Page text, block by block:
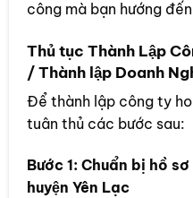
công mà bạn hướng
Thủ tục Thành Lập
/ Thành lập Doanh
Để thành lập công ty
tuân thủ các bước sau:
Bước 1: Chuẩn bị hồ
huyện Yên Lạc